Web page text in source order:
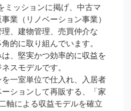
ミッションに掲げ、中古マ
業（リノベーション事業）
、建物管理、売買仲介な
的に取り組んでいます。
、堅実かつ効率的に収益を
スモデルです。
一室単位で仕入れ、入居者
ションして再販する、「家
軸による収益モデルを確立